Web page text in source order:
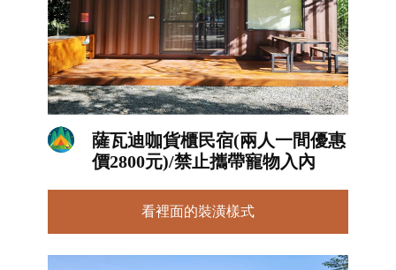
薩瓦迪咖貨櫃民宿(兩人一間優惠
價2800元)/禁止攜帶寵物入內
看裡面的裝潢樣式